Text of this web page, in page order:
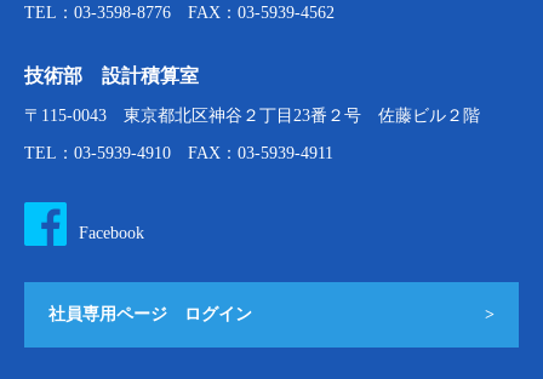
TEL：03-3598-8776 FAX：03-5939-4562
技術部 設計積算室
〒115-0043 東京都北区神谷２丁目23番２号 佐藤ビル２階
TEL：03-5939-4910 FAX：03-5939-4911
Facebook
社員専用ページ ログイン >